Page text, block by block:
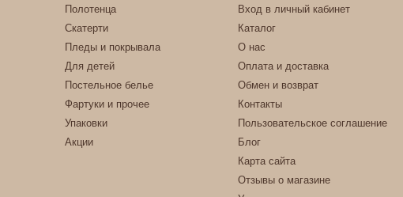
Полотенца
Скатерти
Пледы и покрывала
Для детей
Постельное белье
Фартуки и прочее
Упаковки
Акции
Вход в личный кабинет
Каталог
О нас
Оплата и доставка
Обмен и возврат
Контакты
Пользовательское соглашение
Блог
Карта сайта
Отзывы о магазине